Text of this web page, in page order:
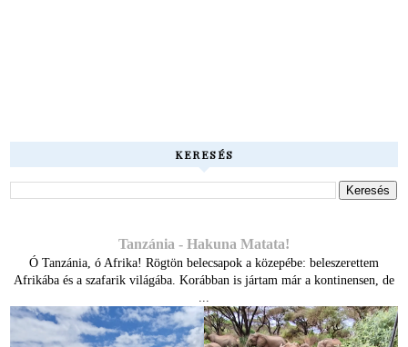
KERESÉS
Tanzánia - Hakuna Matata!
Ó Tanzánia, ó Afrika! Rögtön belecsapok a közepébe: beleszerettem
Afrikába és a szafarik világába. Korábban is jártam már a kontinensen, de